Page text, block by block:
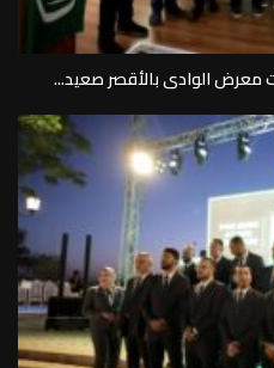
معرض الوادى بالأقصر صعيد...